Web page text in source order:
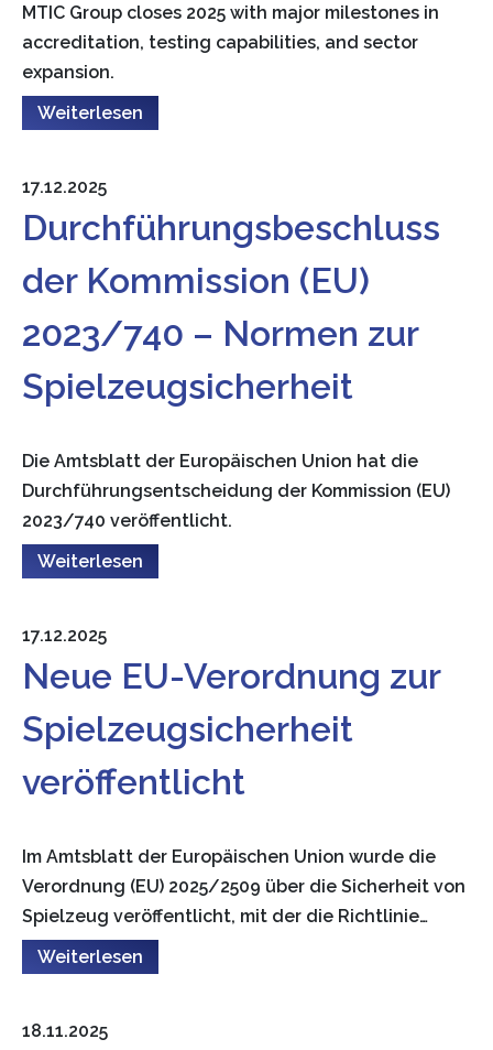
MTIC Group closes 2025 with major milestones in
accreditation, testing capabilities, and sector
expansion.
Weiterlesen
17.12.2025
Durchführungsbeschluss
der Kommission (EU)
2023/740 – Normen zur
Spielzeugsicherheit
Die Amtsblatt der Europäischen Union hat die
Durchführungsentscheidung der Kommission (EU)
2023/740 veröffentlicht.
Weiterlesen
17.12.2025
Neue EU-Verordnung zur
Spielzeugsicherheit
veröffentlicht
Im Amtsblatt der Europäischen Union wurde die
Verordnung (EU) 2025/2509 über die Sicherheit von
Spielzeug veröffentlicht, mit der die Richtlinie…
Weiterlesen
18.11.2025